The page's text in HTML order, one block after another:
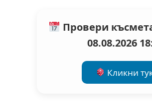
Провери
08.08.2026
Кликни